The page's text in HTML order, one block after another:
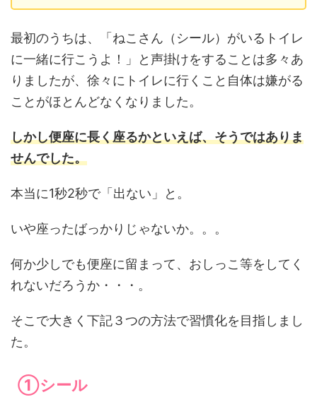
最初のうちは、「ねこさん（シール）がいるトイレ
に一緒に行こうよ！」と声掛けをすることは多々あ
りましたが、徐々にトイレに行くこと自体は嫌がる
ことがほとんどなくなりました。
しかし便座に長く座るかといえば、そうではありま
せんでした。
本当に1秒2秒で「出ない」と。
いや座ったばっかりじゃないか。。。
何か少しでも便座に留まって、おしっこ等をしてく
れないだろうか・・・。
そこで大きく下記３つの方法で習慣化を目指しまし
た。
①シール